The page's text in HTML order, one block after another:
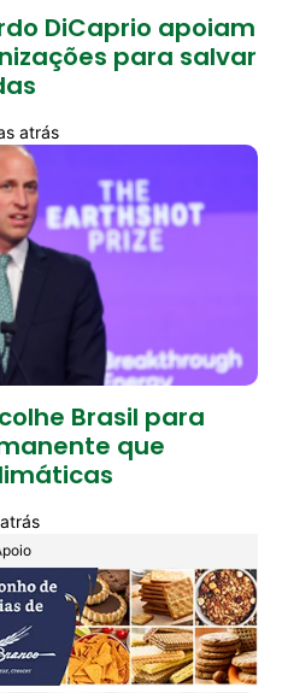
DiCaprio apoiam
para salvar
atrás
Brasil para
que